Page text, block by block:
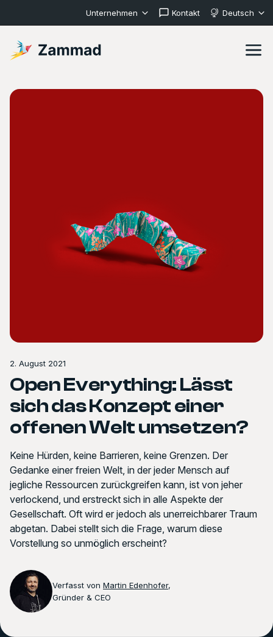
Unternehmen Kontakt Deutsch
2. August 2021
Open Everything: Lässt
sich das Konzept einer
offenen Welt umsetzen?
Keine Hürden, keine Barrieren, keine Grenzen. Der
Gedanke einer freien Welt, in der jeder Mensch auf
jegliche Ressourcen zurückgreifen kann, ist von jeher
verlockend, und erstreckt sich in alle Aspekte der
Gesellschaft. Oft wird er jedoch als unerreichbarer Traum
abgetan. Dabei stellt sich die Frage, warum diese
Vorstellung so unmöglich erscheint?
Verfasst von Martin Edenhofer,
Gründer & CEO